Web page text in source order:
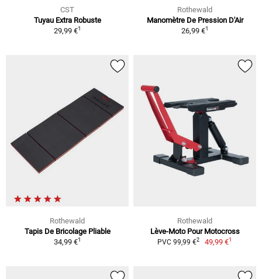
CST
Tuyau Extra Robuste
29,99 €1
Rothewald
Manomètre De Pression D'Air
26,99 €1
Rothewald
Tapis De Bricolage Pliable
34,99 €1
Rothewald
Lève-Moto Pour Motocross
PVC 99,99 €2 49,99 €1